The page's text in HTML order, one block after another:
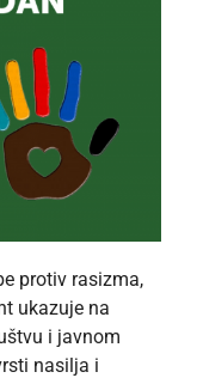
protiv rasizma,
ukazuje na
i javnom
nasilja i